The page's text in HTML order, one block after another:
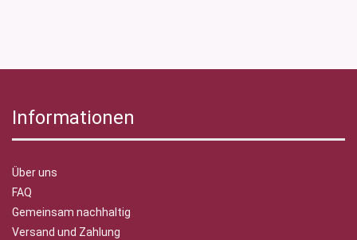
Informationen
Über uns
FAQ
Gemeinsam nachhaltig
Versand und Zahlung